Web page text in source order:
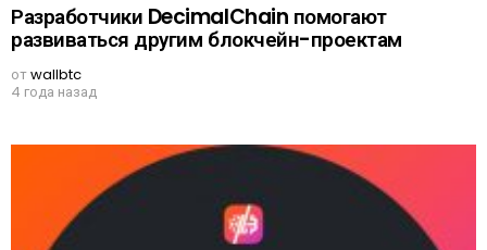
Разработчики DecimalChain помогают
развиваться другим блокчейн-проектам
отwallbtc
4 года назад